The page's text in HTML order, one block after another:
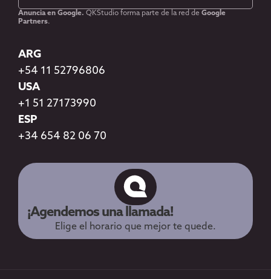
Anuncia en Google. QKStudio forma parte de la red de Google
Partners.
ARG
+54 11 52796806
USA
+1 51 27173990
ESP
+34 654 82 06 70
¡Agendemos una llamada!
Elige el horario que mejor te quede.